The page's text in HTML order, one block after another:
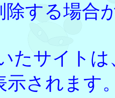
除する場合
たサイトは
示されます